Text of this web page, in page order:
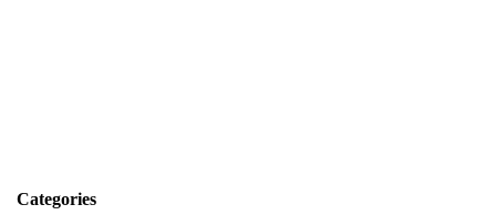
Categories